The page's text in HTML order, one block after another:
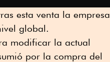
esta venta la empresa
global.
modificar la actual
por la compra del